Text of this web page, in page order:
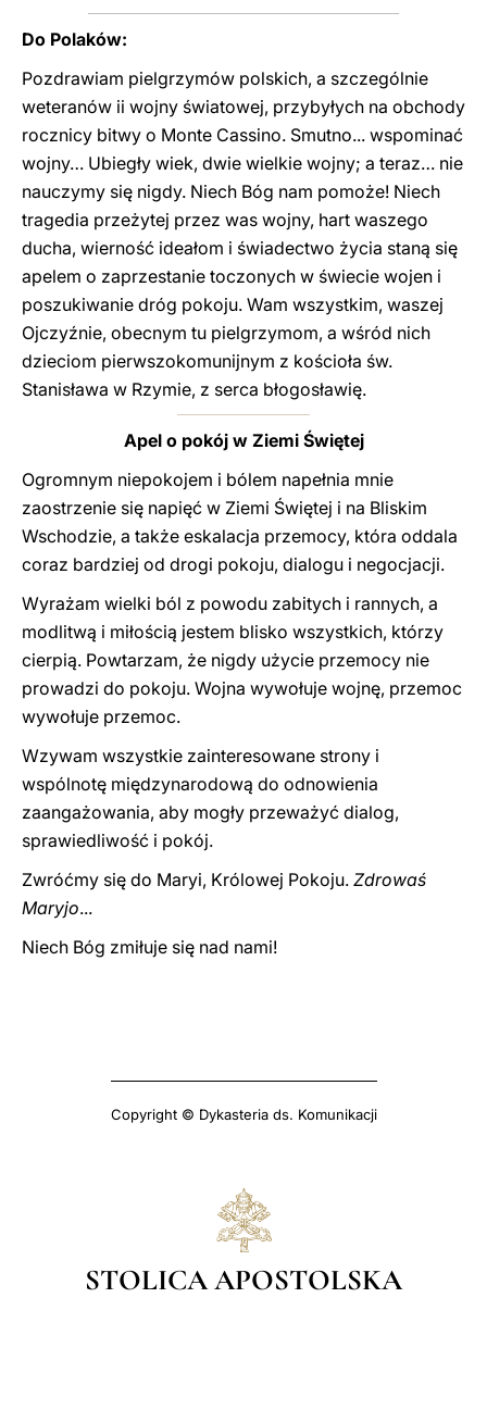
Do Polaków:
Pozdrawiam pielgrzymów polskich, a szczególnie
weteranów ii wojny światowej, przybyłych na obchody
rocznicy bitwy o Monte Cassino. Smutno... wspominać
wojny… Ubiegły wiek, dwie wielkie wojny; a teraz… nie
nauczymy się nigdy. Niech Bóg nam pomoże! Niech
tragedia przeżytej przez was wojny, hart waszego
ducha, wierność ideałom i świadectwo życia staną się
apelem o zaprzestanie toczonych w świecie wojen i
poszukiwanie dróg pokoju. Wam wszystkim, waszej
Ojczyźnie, obecnym tu pielgrzymom, a wśród nich
dzieciom pierwszokomunijnym z kościoła św.
Stanisława w Rzymie, z serca błogosławię.
Apel o pokój w Ziemi Świętej
Ogromnym niepokojem i bólem napełnia mnie
zaostrzenie się napięć w Ziemi Świętej i na Bliskim
Wschodzie, a także eskalacja przemocy, która oddala
coraz bardziej od drogi pokoju, dialogu i negocjacji.
Wyrażam wielki ból z powodu zabitych i rannych, a
modlitwą i miłością jestem blisko wszystkich, którzy
cierpią. Powtarzam, że nigdy użycie przemocy nie
prowadzi do pokoju. Wojna wywołuje wojnę, przemoc
wywołuje przemoc.
Wzywam wszystkie zainteresowane strony i
wspólnotę międzynarodową do odnowienia
zaangażowania, aby mogły przeważyć dialog,
sprawiedliwość i pokój.
Zwróćmy się do Maryi, Królowej Pokoju. Zdrowaś
Maryjo...
Niech Bóg zmiłuje się nad nami!
Copyright © Dykasteria ds. Komunikacji
STOLICA APOSTOLSKA